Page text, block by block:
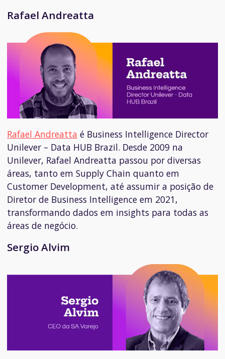
Rafael Andreatta
Rafael Andreatta é Business Intelligence Director
Unilever – Data HUB Brazil. Desde 2009 na
Unilever, Rafael Andreatta passou por diversas
áreas, tanto em Supply Chain quanto em
Customer Development, até assumir a posição de
Diretor de Business Intelligence em 2021,
transformando dados em insights para todas as
áreas de negócio.
Sergio Alvim